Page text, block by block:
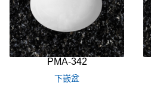
PMA-342
下嵌盆